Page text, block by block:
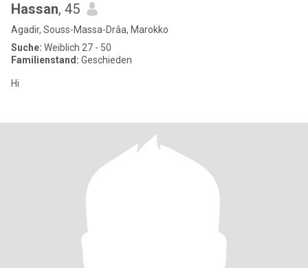
Hassan, 45
Agadir, Souss-Massa-Drâa, Marokko
Suche: Weiblich 27 - 50
Familienstand: Geschieden
Hi